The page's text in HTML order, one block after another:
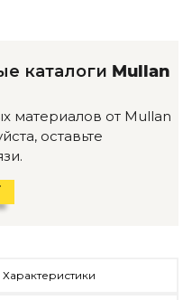
по вашему
каталоги Mullan
материалов от Mullan
оставьте
Характеристики